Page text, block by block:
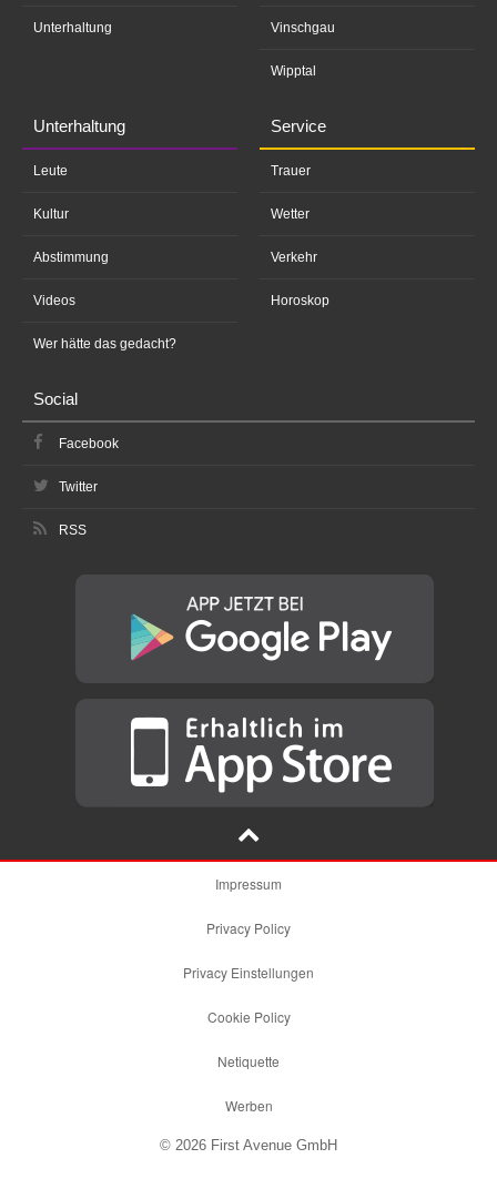
Unterhaltung Vinschgau
Wipptal
Unterhaltung
Leute
Kultur
Abstimmung
Videos
Wer hätte das gedacht?
Service
Trauer
Wetter
Verkehr
Horoskop
Social
Facebook
Twitter
RSS
Impressum
Privacy Policy
Privacy Einstellungen
Cookie Policy
Netiquette
Werben
© 2026 First Avenue GmbH